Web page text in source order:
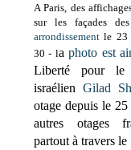
A Paris, des
sur les façades
arrondissement le 23
30 - laphoto est
Liberté pour le
israélienGilad
otage depuis le
autres otages
partout à travers le